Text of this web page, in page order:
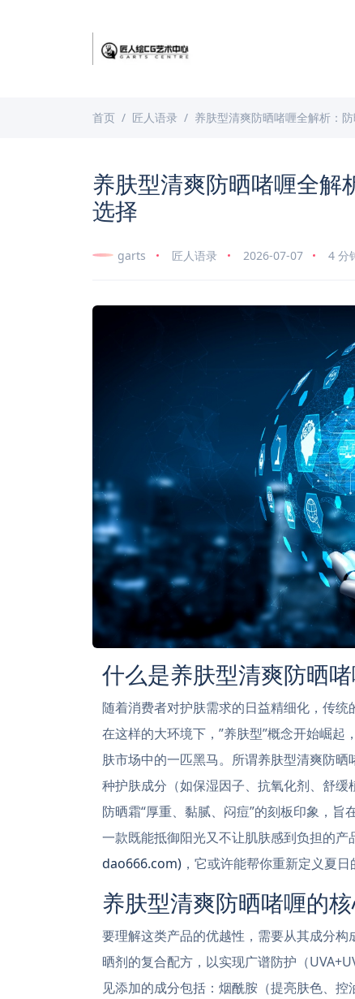
首页 匠人语录 养肤型清爽防晒啫喱全解析：
养肤型清爽防晒啫喱全解
选择
garts 匠人语录 2026-07-07 4 分
什么是养肤型清爽防晒
随着消费者对护肤需求的日益精细化，传统
在这样的大环境下，”养肤型”概念开始崛起
肤市场中的一匹黑马。所谓养肤型清爽防
种护肤成分（如保湿因子、抗氧化剂、舒
防晒霜“厚重、黏腻、闷痘”的刻板印象，
一款既能抵御阳光又不让肌肤感到负担的
dao666.com) ，它或许能帮你重新定义夏日
养肤型清爽防晒啫喱的
要理解这类产品的优越性，需要从其成分
晒剂的复合配方，以实现广谱防护（
见添加的成分包括：烟酰胺（提亮肤色、